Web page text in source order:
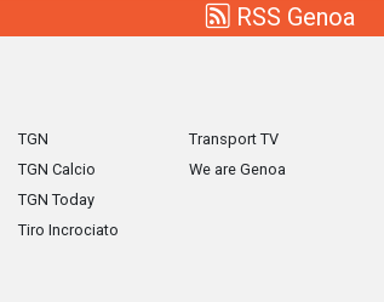
RSS Genoa
TGN
TGN Calcio
TGN Today
Tiro Incrociato
Transport TV
We are Genoa